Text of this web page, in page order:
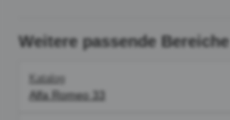
Weitere passende Bereiche
Katalog
Alfa Romeo 33